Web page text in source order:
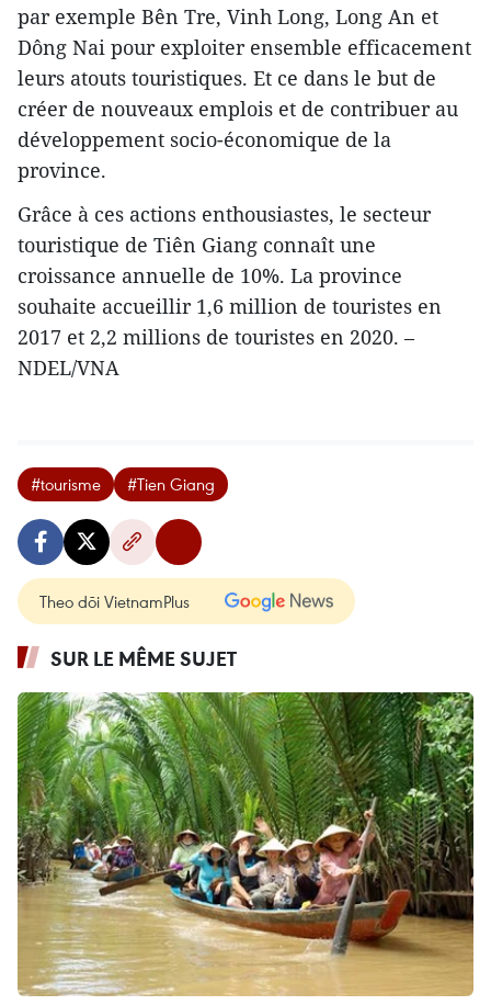
par exemple Bên Tre, Vinh Long, Long An et
Dông Nai pour exploiter ensemble efficacement
leurs atouts touristiques. Et ce dans le but de
créer de nouveaux emplois et de contribuer au
développement socio-économique de la
province.
Grâce à ces actions enthousiastes, le secteur
touristique de Tiên Giang connaît une
croissance annuelle de 10%. La province
souhaite accueillir 1,6 million de touristes en
2017 et 2,2 millions de touristes en 2020. –
NDEL/VNA
#tourisme #Tien Giang
Theo dõi VietnamPlus
SUR LE MÊME SUJET